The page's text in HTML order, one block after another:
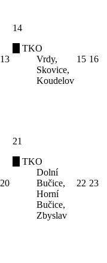
13
14
TKO
Vrdy,
Skovice,
Koudelov
15 16
20
21
TKO
Dolní
Bučice,
Horní
Bučice,
Zbyslav
22 23